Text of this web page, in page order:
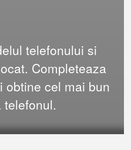
telefonului si
Completeaza
obtine cel mai bun